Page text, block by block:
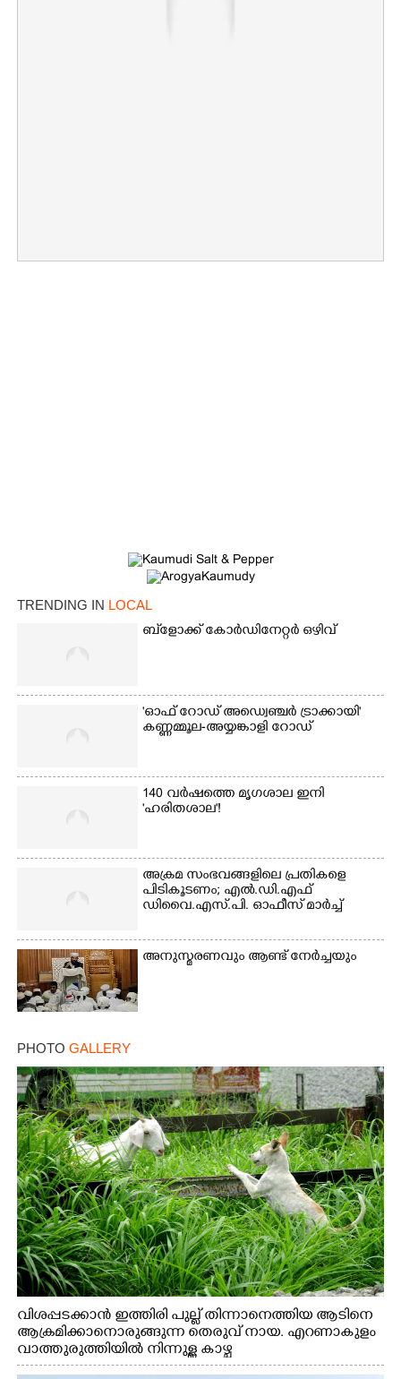
TRENDING IN LOCAL
ബ്‌ളോക്ക് കോർഡിനേറ്റർ ഒഴിവ്
'ഓഫ് റോഡ് അഡ്വെഞ്ചർ ട്രാക്കായി'
കണ്ണമ്മൂല-അയ്യങ്കാളി റോഡ്
140 വർഷത്തെ മൃഗശാല ഇനി
'ഹരിതശാല'!
അക്രമ സംഭവങ്ങളിലെ പ്രതികളെ
പിടികൂടണം; എൽ.ഡി.എഫ്
ഡിവൈ.എസ്.പി. ഓഫീസ് മാർച്ച്
അനുസ്മരണവും ആണ്ട് നേർച്ചയും
PHOTO GALLERY
വിശപ്പടക്കാൻ ഇത്തിരി പുല്ല് തിന്നാനെത്തിയ ആടിനെ
ആക്രമിക്കാനൊരുങ്ങുന്ന തെരുവ് നായ. എറണാകുളം
വാത്തുരുത്തിയിൽ നിന്നുള്ള കാഴ്ച
Share this link
Copy Link